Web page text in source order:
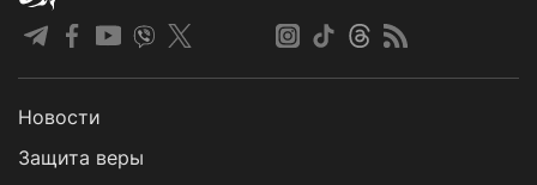
Новости
Защита веры